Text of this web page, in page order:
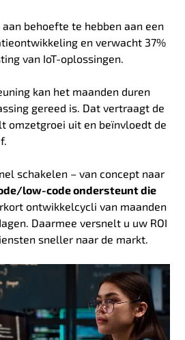
behoefte te hebben aan een
en verwacht 37%
van IoT-oplossingen.
kan het maanden duren
gereed is. Dat vertraagt de
omzetgroei uit en beïnvloedt de
schakelen – van concept naar
low-code ondersteunt die
ontwikkelcycli van maanden
Daarmee versnelt u uw ROI
sneller naar de markt.